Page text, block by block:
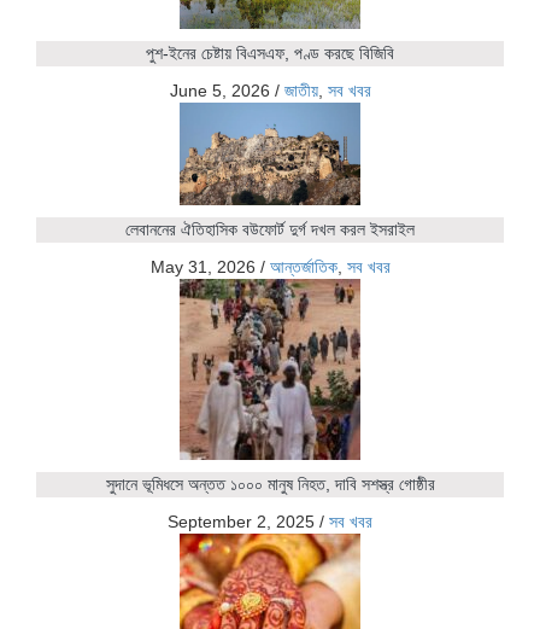
পুশ-ইনের চেষ্টায় বিএসএফ, পণ্ড করছে বিজিবি
June 5, 2026 / জাতীয়, সব খবর
লেবাননের ঐতিহাসিক বউফোর্ট দুর্গ দখল করল ইসরাইল
May 31, 2026 / আন্তর্জাতিক, সব খবর
সুদানে ভূমিধসে অন্তত ১০০০ মানুষ নিহত, দাবি সশস্ত্র গোষ্ঠীর
September 2, 2025 / সব খবর